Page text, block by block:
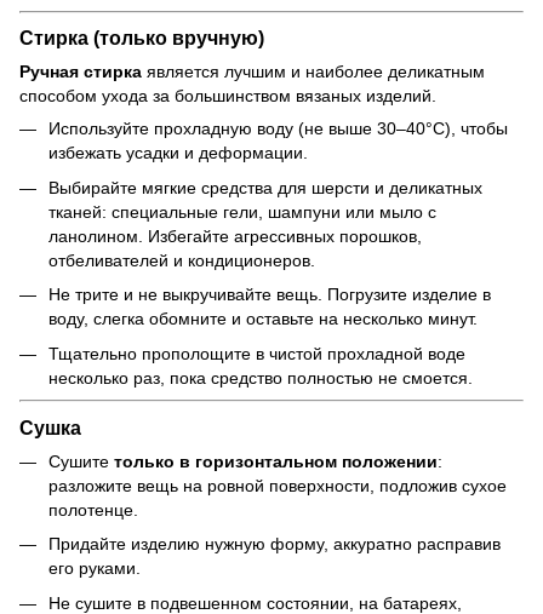
Стирка (только вручную)
Ручная стирка является лучшим и наиболее деликатным
способом ухода за большинством вязаных изделий.
Используйте прохладную воду (не выше 30–40°C), чтобы
избежать усадки и деформации.
Выбирайте мягкие средства для шерсти и деликатных
тканей: специальные гели, шампуни или мыло с
ланолином. Избегайте агрессивных порошков,
отбеливателей и кондиционеров.
Не трите и не выкручивайте вещь. Погрузите изделие в
воду, слегка обомните и оставьте на несколько минут.
Тщательно прополощите в чистой прохладной воде
несколько раз, пока средство полностью не смоется.
Сушка
Сушите только в горизонтальном положении:
разложите вещь на ровной поверхности, подложив сухое
полотенце.
Придайте изделию нужную форму, аккуратно расправив
его руками.
Не сушите в подвешенном состоянии, на батареях,